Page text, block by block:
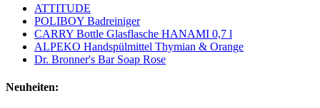
ATTITUDE
POLIBOY Badreiniger
CARRY Bottle Glasflasche HANAMI 0,7 l
ALPEKO Handspülmittel Thymian & Orange
Dr. Bronner's Bar Soap Rose
Neuheiten: